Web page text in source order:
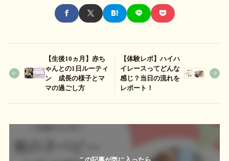
【生後10ヵ月】赤ち
ゃんとの1日ルーティ
ン 成長の様子とマ
マの過ごし方
【体験レポ】ハイハ
イレースってどんな
感じ？当日の流れを
レポート！